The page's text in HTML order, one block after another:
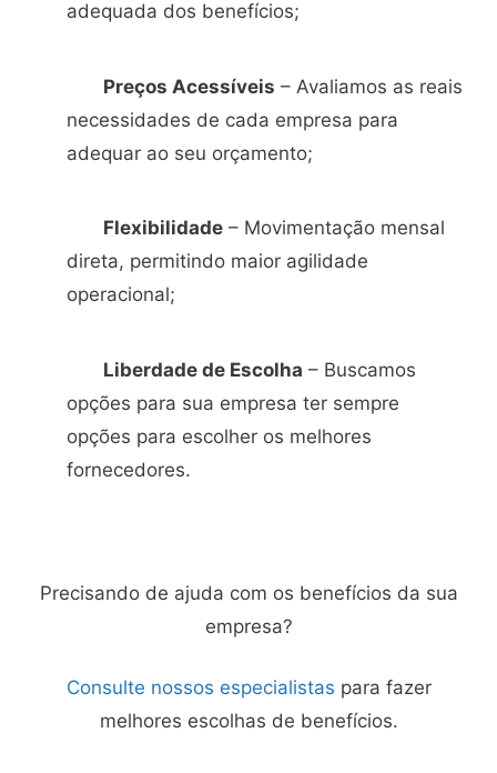
adequada dos benefícios;
Preços Acessíveis – Avaliamos as reais
necessidades de cada empresa para
adequar ao seu orçamento;
Flexibilidade – Movimentação mensal
direta, permitindo maior agilidade
operacional;
Liberdade de Escolha – Buscamos
opções para sua empresa ter sempre
opções para escolher os melhores
fornecedores.
Precisando de ajuda com os benefícios da sua
empresa?
Consulte nossos especialistas para fazer
melhores escolhas de benefícios.